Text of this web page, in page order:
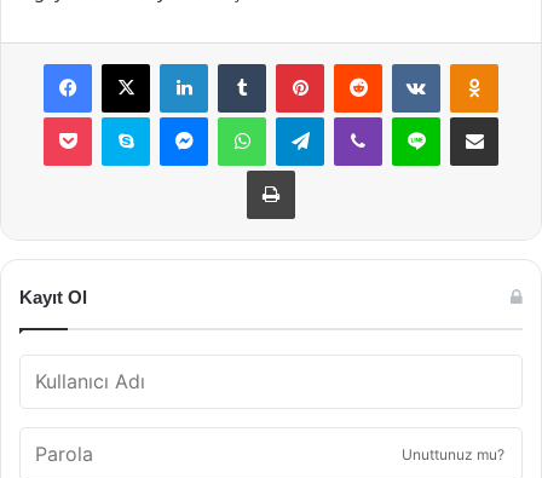
Facebook
X LinkedInTumblr PinterestReddit VKontakte
Pocket Skype MessengerWhatsAppTelegramViber Line E-Posta ile
Yazdır
Kayıt Ol
Unuttunuz mu?